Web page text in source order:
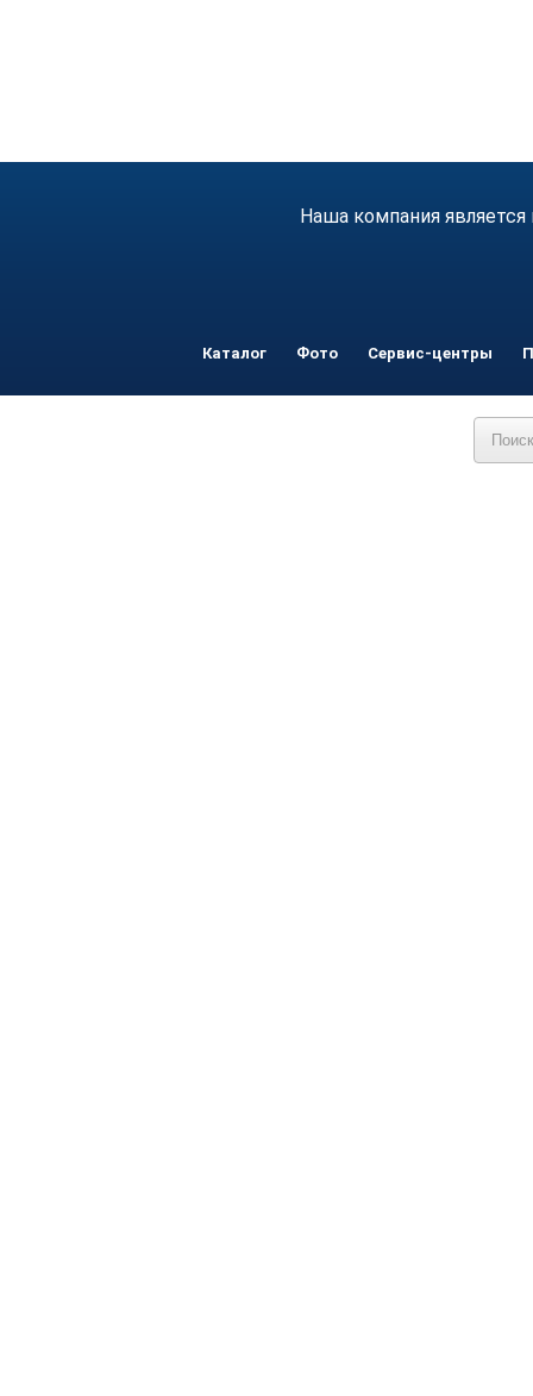
Наша компания
Каталог Фото Сервис-центры